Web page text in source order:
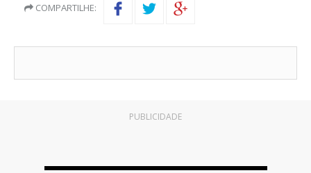
COMPARTILHE:
PUBLICIDADE